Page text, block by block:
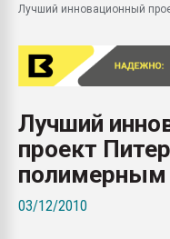
Лучший инновационный
Лучший
проект
полимерным
03/12/2010